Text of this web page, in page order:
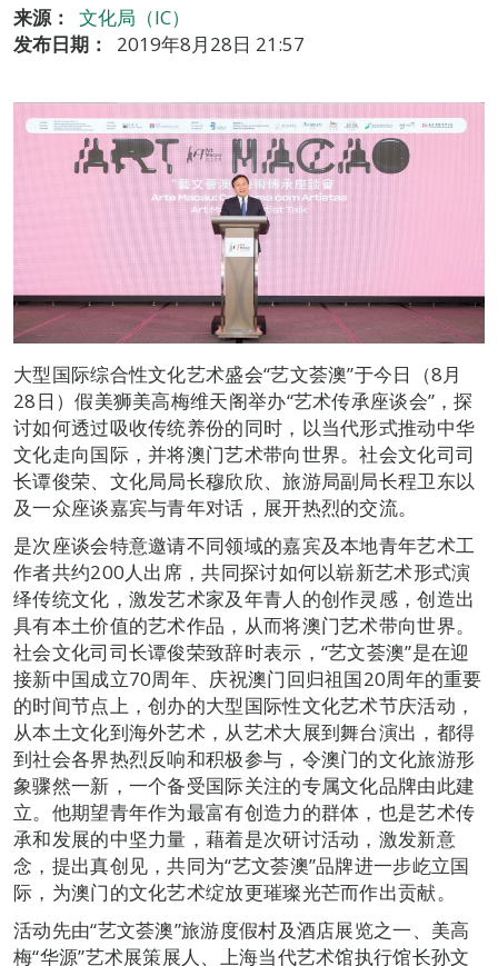
来源：
文化局（IC）
发布日期：
2019年8月28日 21:57
大型国际综合性文化艺术盛会“艺文荟澳”于今日（8月
28日）假美狮美高梅维天阁举办“艺术传承座谈会”，探
讨如何透过吸收传统养份的同时，以当代形式推动中华
文化走向国际，并将澳门艺术带向世界。社会文化司司
长谭俊荣、文化局局长穆欣欣、旅游局副局长程卫东以
及一众座谈嘉宾与青年对话，展开热烈的交流。
是次座谈会特意邀请不同领域的嘉宾及本地青年艺术工
作者共约200人出席，共同探讨如何以崭新艺术形式演
绎传统文化，激发艺术家及年青人的创作灵感，创造出
具有本土价值的艺术作品，从而将澳门艺术带向世界。
社会文化司司长谭俊荣致辞时表示，“艺文荟澳”是在迎
接新中国成立70周年、庆祝澳门回归祖国20周年的重要
的时间节点上，创办的大型国际性文化艺术节庆活动，
从本土文化到海外艺术，从艺术大展到舞台演出，都得
到社会各界热烈反响和积极参与，令澳门的文化旅游形
象骤然一新，一个备受国际关注的专属文化品牌由此建
立。他期望青年作为最富有创造力的群体，也是艺术传
承和发展的中坚力量，藉着是次研讨活动，激发新意
念，提出真创见，共同为“艺文荟澳”品牌进一步屹立国
际，为澳门的文化艺术绽放更璀璨光芒而作出贡献。
活动先由“艺文荟澳”旅游度假村及酒店展览之一、美高
梅“华源”艺术展策展人、上海当代艺术馆执行馆长孙文